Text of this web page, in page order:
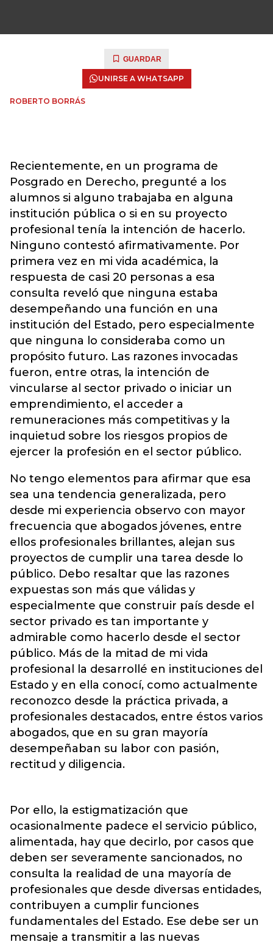
GUARDAR
UNIRSE A WHATSAPP
ROBERTO BORRÁS
Recientemente, en un programa de
Posgrado en Derecho, pregunté a los
alumnos si alguno trabajaba en alguna
institución pública o si en su proyecto
profesional tenía la intención de hacerlo.
Ninguno contestó afirmativamente. Por
primera vez en mi vida académica, la
respuesta de casi 20 personas a esa
consulta reveló que ninguna estaba
desempeñando una función en una
institución del Estado, pero especialmente
que ninguna lo consideraba como un
propósito futuro. Las razones invocadas
fueron, entre otras, la intención de
vincularse al sector privado o iniciar un
emprendimiento, el acceder a
remuneraciones más competitivas y la
inquietud sobre los riesgos propios de
ejercer la profesión en el sector público.
No tengo elementos para afirmar que esa
sea una tendencia generalizada, pero
desde mi experiencia observo con mayor
frecuencia que abogados jóvenes, entre
ellos profesionales brillantes, alejan sus
proyectos de cumplir una tarea desde lo
público. Debo resaltar que las razones
expuestas son más que válidas y
especialmente que construir país desde el
sector privado es tan importante y
admirable como hacerlo desde el sector
público. Más de la mitad de mi vida
profesional la desarrollé en instituciones del
Estado y en ella conocí, como actualmente
reconozco desde la práctica privada, a
profesionales destacados, entre éstos varios
abogados, que en su gran mayoría
desempeñaban su labor con pasión,
rectitud y diligencia.
Por ello, la estigmatización que
ocasionalmente padece el servicio público,
alimentada, hay que decirlo, por casos que
deben ser severamente sancionados, no
consulta la realidad de una mayoría de
profesionales que desde diversas entidades,
contribuyen a cumplir funciones
fundamentales del Estado. Ese debe ser un
mensaje a transmitir a las nuevas